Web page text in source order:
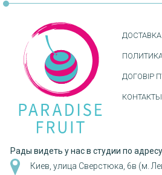
ДОГОВІР
КОНТАКТЫ
Рады видеть у нас в студии по
Киев, улица Сверстюка, 6в (м.